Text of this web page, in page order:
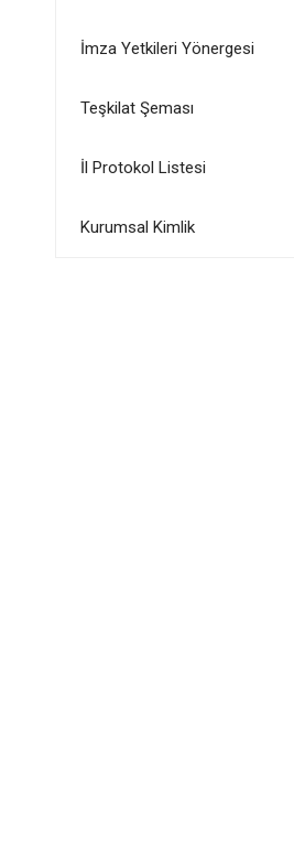
İmza Yetkileri Yönergesi
Teşkilat Şeması
İl Protokol Listesi
Kurumsal Kimlik